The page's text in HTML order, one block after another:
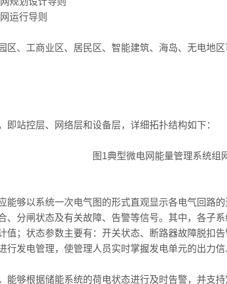
运行导则
工商业区、居民区、智能建筑、海岛、无电地区
站控层、网络层和设备层，详细拓扑结构如下：
图1典型微电网能量管理系统组
够以系统一次电气图的形式直观显示各电气回路
、分闸状态及有关故障、告警等信号。其中，各子
；状态参数主要有：开关状态、断路器故障脱扣告
发电管理，使管理人员实时掌握发电单元的出力
够根据储能系统的荷电状态进行及时告警，并支持